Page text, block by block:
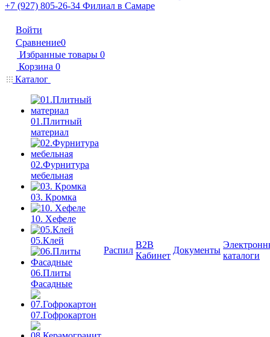
+7 (927) 805-26-34 Филиал в Самаре
Войти
Сравнение0
Избранные товары 0
Корзина 0
Каталог
01.Плитный
материал
02.Фурнитура
мебельная
03. Кромка
10. Хефеле
05.Клей
06.Плиты
Фасадные
07.Гофрокартон
Распил
B2B
Кабинет
Документы
каталоги